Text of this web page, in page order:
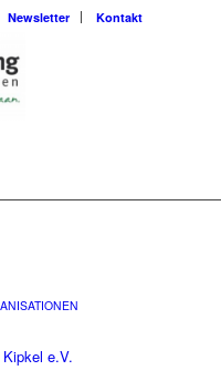
Newsletter Kontakt